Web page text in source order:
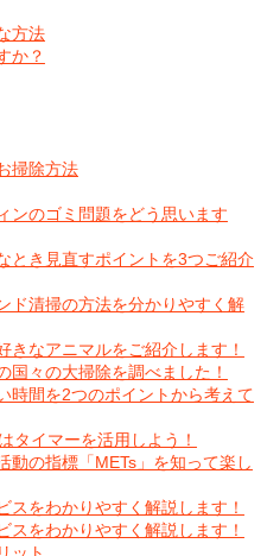
方法
か？
掃除方法
ンのゴミ問題をどう思います
とき見直すポイントを3つご紹介
ド清掃の方法を分かりやすく解
きなアニマルをご紹介します！
国々の大掃除を調べました！
時間を2つのポイントから考えて
タイマーを活用しよう！
動の指標「METs」を知って楽し
スをわかりやすく解説します！
をわかりやすく解説します！